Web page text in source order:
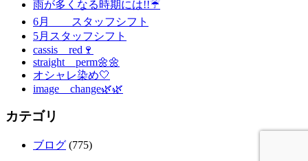
雨が多くなる時期には!!☔
6月 スタッフシフト
5月スタッフシフト
cassis red🍷
straight perm🌼🌼
オシャレ染め🤍
image change🌿🌿
カテゴリ
ブログ (775)